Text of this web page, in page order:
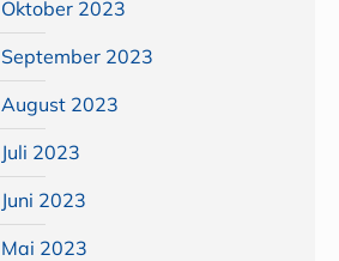
Oktober 2023
September 2023
August 2023
Juli 2023
Juni 2023
Mai 2023